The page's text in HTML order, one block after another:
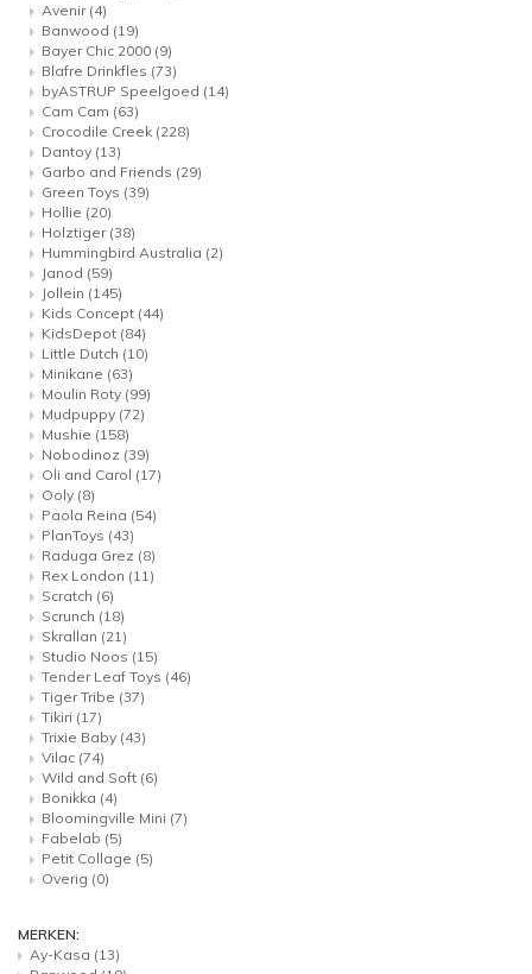
Avenir (4)
Banwood (19)
Bayer Chic 2000 (9)
Blafre Drinkfles (73)
byASTRUP Speelgoed (14)
Cam Cam (63)
Crocodile Creek (228)
Dantoy (13)
Garbo and Friends (29)
Green Toys (39)
Hollie (20)
Holztiger (38)
Hummingbird Australia (2)
Janod (59)
Jollein (145)
Kids Concept (44)
KidsDepot (84)
Little Dutch (10)
Minikane (63)
Moulin Roty (99)
Mudpuppy (72)
Mushie (158)
Nobodinoz (39)
Oli and Carol (17)
Ooly (8)
Paola Reina (54)
PlanToys (43)
Raduga Grez (8)
Rex London (11)
Scratch (6)
Scrunch (18)
Skrallan (21)
Studio Noos (15)
Tender Leaf Toys (46)
Tiger Tribe (37)
Tikiri (17)
Trixie Baby (43)
Vilac (74)
Wild and Soft (6)
Bonikka (4)
Bloomingville Mini (7)
Fabelab (5)
Petit Collage (5)
Overig (0)
MERKEN:
Ay-Kasa (13)